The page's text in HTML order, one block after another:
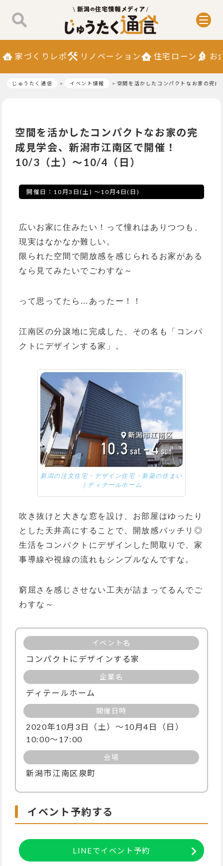
家づくりレポ リノベーション 住宅ローン お
じゅうたく通信 イベント情報 空間を活かしたコンパクトなお家の完
空間を活かしたコンパクトなお家の完
成見学会、新潟市江南区で開催！
10/3（土）～10/4（日）
開催日： 10月3日(土) ～10月4日(日)
広いお家に住みたい！って憧れはありつつも、
現実はなかなか難しい。
限られた空間で開放感を感じられるお家がある
なら見てみたいでごわすな～
って思ってたら…あったー！！
江南区の分譲地に完成した、その名も「コンパ
クトにデザインする家」。
新潟の注文住宅・デザイン住宅・新築の住まい
｜ディテールホーム
吹き抜けと大きな窓を設け、お部屋はゆったり
とした天井高にすることで、開放感バッチリ◎
生活をコンパクトにデザインした間取りで、家
事導線や視線の流れもシンプルなんですな。
窮屈さを感じさせない工夫が詰まってるんでご
わすな～
イベント名
コンパクトにデザインする家
企業名
ディテールホーム
開催日時
2020年10月3日（土）～10月4日（日）
10:00～17:00
会場
新潟市江南区泉町
イベント予約する
LINEでイベント予約